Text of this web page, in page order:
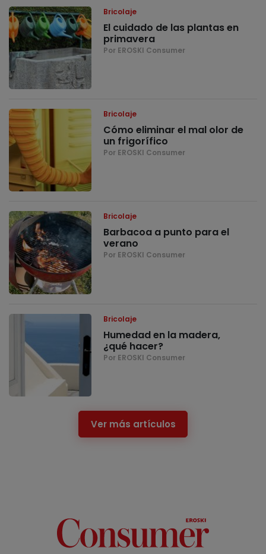
Bricolaje
El cuidado de las plantas en
primavera
Por EROSKI Consumer
Bricolaje
Cómo eliminar el mal olor de
un frigorífico
Por EROSKI Consumer
Bricolaje
Barbacoa a punto para el
verano
Por EROSKI Consumer
Bricolaje
Humedad en la madera,
¿qué hacer?
Por EROSKI Consumer
Ver más artículos